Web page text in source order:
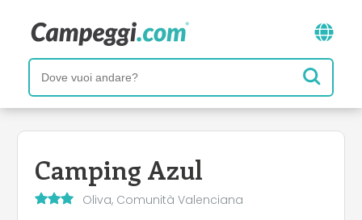
Camping Azul
Oliva, Comunità Valenciana